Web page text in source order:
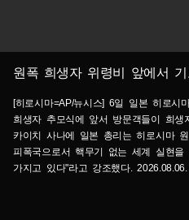
원폭 희생자 위령비 앞에서
[히로시마=AP/뉴시스] 6일 일본 히로시
희생자 추모식에 앞서 방문객들이 희
카이치 사나에 일본 총리는 히로시마
피폭국으로서 핵무기 없는 세계 실현
가지고 있다"라고 강조했다. 2026.08.06.